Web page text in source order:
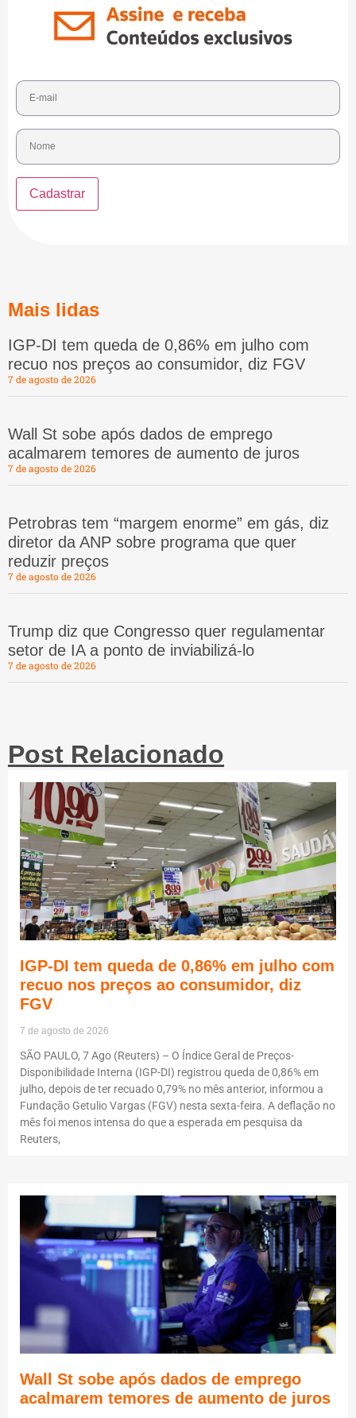
Mais lidas
IGP-DI tem queda de 0,86% em julho com
recuo nos preços ao consumidor, diz FGV
7 de agosto de 2026
Wall St sobe após dados de emprego
acalmarem temores de aumento de juros
7 de agosto de 2026
Petrobras tem “margem enorme” em gás, diz
diretor da ANP sobre programa que quer
reduzir preços
7 de agosto de 2026
Trump diz que Congresso quer regulamentar
setor de IA a ponto de inviabilizá-lo
7 de agosto de 2026
Post Relacionado
IGP-DI tem queda de 0,86% em julho com
recuo nos preços ao consumidor, diz
FGV
7 de agosto de 2026
SÃO PAULO, 7 Ago (Reuters) – O Índice Geral de Preços-
Disponibilidade Interna (IGP-DI) registrou queda de 0,86% em
julho, depois de ter recuado 0,79% no mês anterior, informou a
Fundação Getulio Vargas (FGV) nesta sexta-feira. A deflação no
mês foi menos intensa do que a esperada em pesquisa da
Reuters,
Wall St sobe após dados de emprego
acalmarem temores de aumento de juros